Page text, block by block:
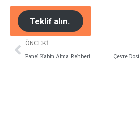
Teklif alın.
ÖNCEKI
Panel Kabin Alma Rehberi